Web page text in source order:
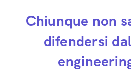
Chiunque non
difendersi